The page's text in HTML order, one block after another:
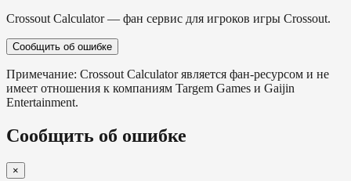
Crossout Calculator — фан сервис для игроков игры Crossout.
Сообщить об ошибке
Примечание: Crossout Calculator является фан-ресурсом и не
имеет отношения к компаниям Targem Games и Gaijin
Entertainment.
Сообщить об ошибке
×